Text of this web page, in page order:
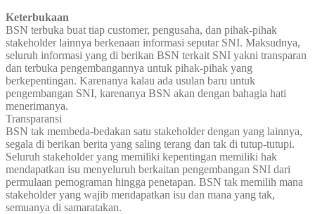
Keterbukaan
BSN terbuka buat tiap customer, pengusaha, dan pihak-pihak
stakeholder lainnya berkenaan informasi seputar SNI. Maksudnya,
seluruh informasi yang di berikan BSN terkait SNI yakni transparan
dan terbuka pengembangannya untuk pihak-pihak yang
berkepentingan. Karenanya kalau ada usulan baru untuk
pengembangan SNI, karenanya BSN akan dengan bahagia hati
menerimanya.
Transparansi
BSN tak membeda-bedakan satu stakeholder dengan yang lainnya,
segala di berikan berita yang saling terang dan tak di tutup-tutupi.
Seluruh stakeholder yang memiliki kepentingan memiliki hak
mendapatkan isu menyeluruh berkaitan pengembangan SNI dari
permulaan pemograman hingga penetapan. BSN tak memilih mana
stakeholder yang wajib mendapatkan isu dan mana yang tak,
semuanya di samaratakan.